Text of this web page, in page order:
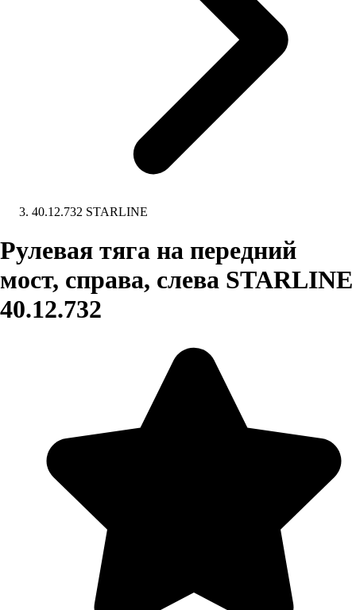
40.12.732 STARLINE
Рулевая тяга на передний
мост, справа, слева STARLINE
40.12.732